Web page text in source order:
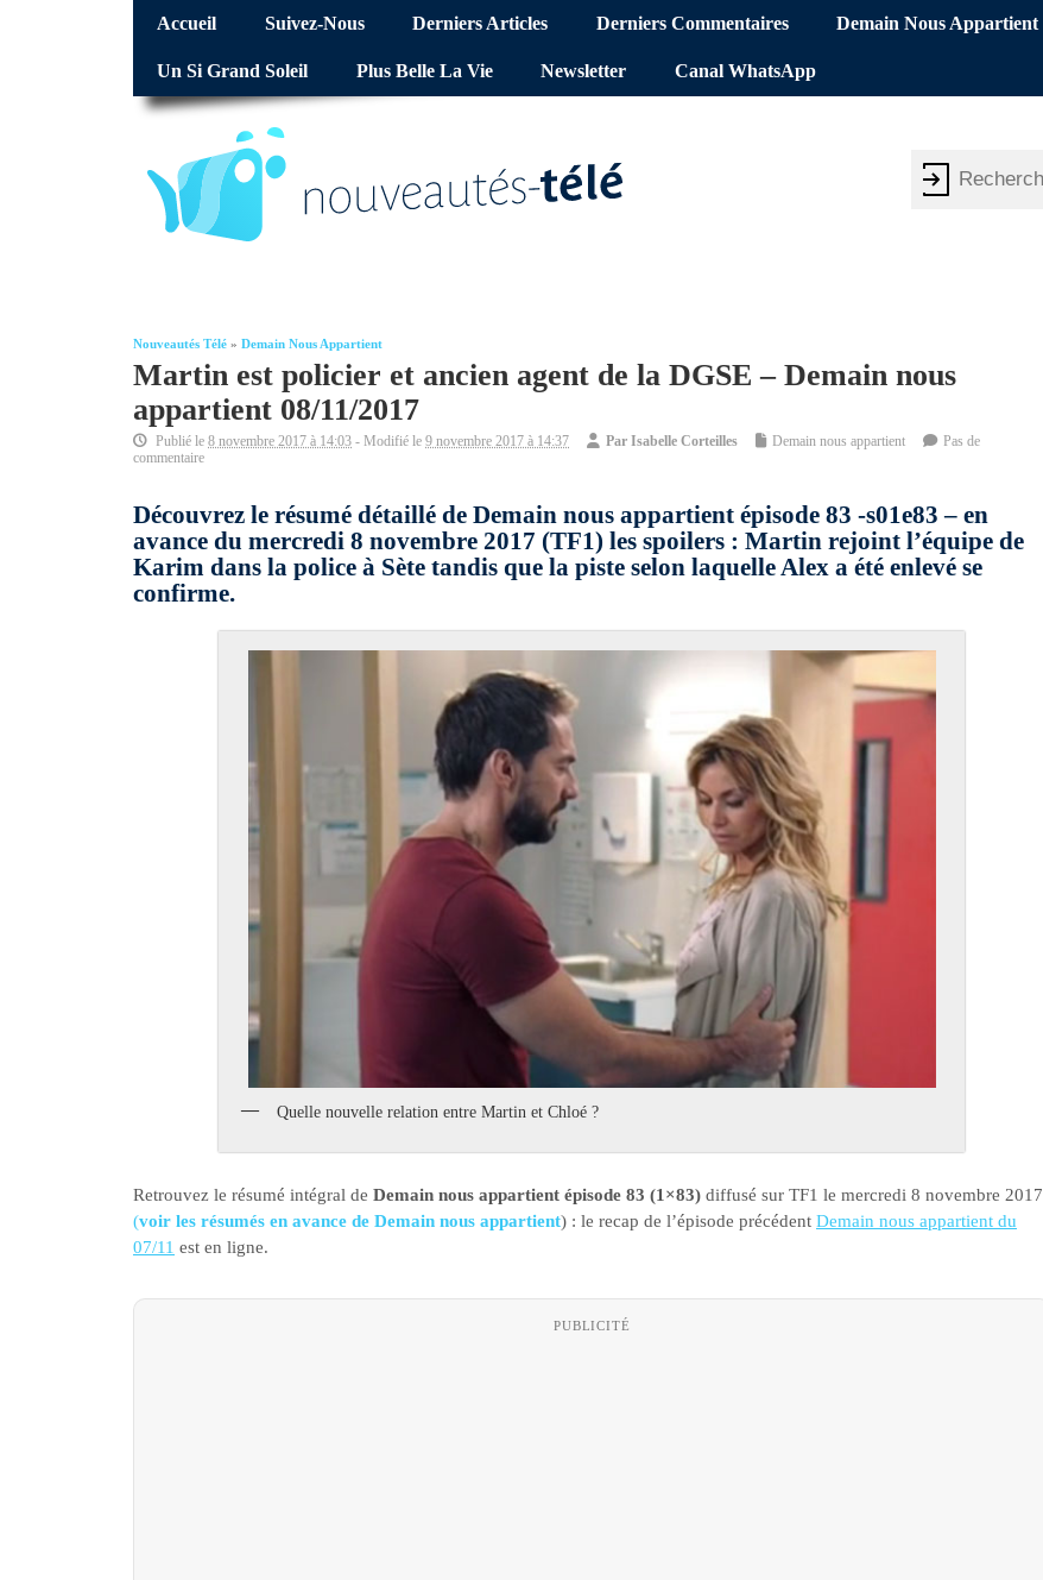
Accueil Suivez-Nous Derniers Articles Derniers Commentaires Demain Nous Appartient
Un Si Grand Soleil Plus Belle La Vie Newsletter Canal WhatsApp
Nouveautés Télé » Demain Nous Appartient
Martin est policier et ancien agent de la DGSE – Demain nous
appartient 08/11/2017
Publié le 8 novembre 2017 à 14:03 - Modifié le 9 novembre 2017 à 14:37 Par Isabelle Corteilles Demain nous appartient
Pas de
commentaire
Découvrez le résumé détaillé de Demain nous appartient épisode 83 -s01e83 – en
avance du mercredi 8 novembre 2017 (TF1) les spoilers : Martin rejoint l’équipe de
Karim dans la police à Sète tandis que la piste selon laquelle Alex a été enlevé se
confirme.
Quelle nouvelle relation entre Martin et Chloé ?
Retrouvez le résumé intégral de Demain nous appartient épisode 83 (1×83) diffusé sur TF1 le mercredi 8 novembre 2017
(voir les résumés en avance de Demain nous appartient) : le recap de l’épisode précédent Demain nous appartient du
07/11 est en ligne.
PUBLICITÉ